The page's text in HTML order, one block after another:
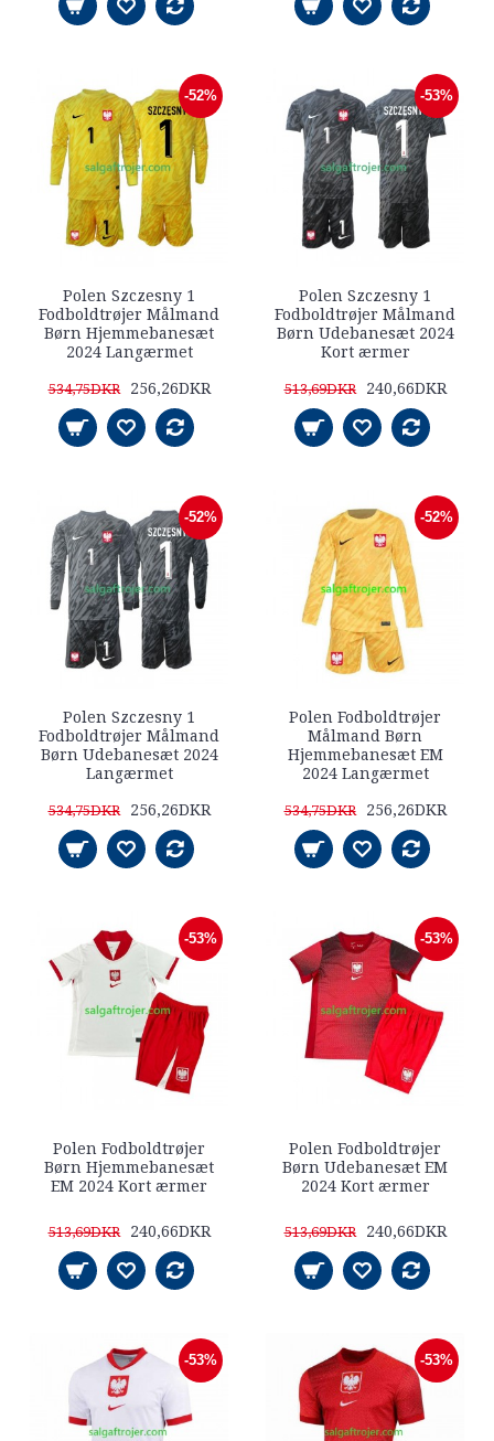
-52%
Polen Szczesny 1
Fodboldtrøjer Målmand
Børn Hjemmebanesæt
2024 Langærmet
534,75DKR 256,26DKR
-53%
Polen Szczesny 1
Fodboldtrøjer Målmand
Børn Udebanesæt 2024
Kort ærmer
513,69DKR 240,66DKR
-52%
Polen Szczesny 1
Fodboldtrøjer Målmand
Børn Udebanesæt 2024
Langærmet
534,75DKR 256,26DKR
-52%
Polen Fodboldtrøjer
Målmand Børn
Hjemmebanesæt EM
2024 Langærmet
534,75DKR 256,26DKR
-53%
Polen Fodboldtrøjer
Børn Hjemmebanesæt
EM 2024 Kort ærmer
513,69DKR 240,66DKR
-53%
Polen Fodboldtrøjer
Børn Udebanesæt EM
2024 Kort ærmer
513,69DKR 240,66DKR
-53% -53%